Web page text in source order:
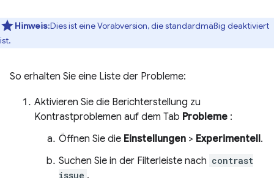
Hinweis:Dies ist eine Vorabversion, die standardmäßig deaktiviert
ist.
So erhalten Sie eine Liste der Probleme:
Aktivieren Sie die Berichterstellung zu
Kontrastproblemen auf dem Tab Probleme :
Öffnen Sie die Einstellungen > Experimentell.
Suchen Sie in der Filterleiste nach contrast
issue .